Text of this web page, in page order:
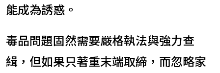
能成為誘惑。
毒品問題固然需要嚴格執法與強力查
緝，但如果只著重末端取締，而忽略家